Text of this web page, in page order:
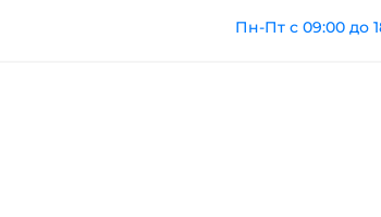
Пн-Пт с 09:00 до